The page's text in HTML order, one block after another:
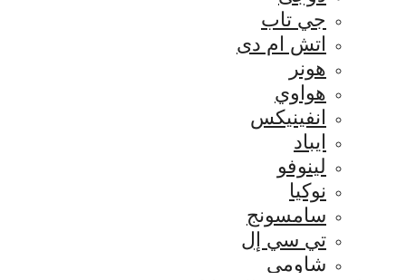
جي تاب
اتش ام دى
هونر
هواوي
انفينيكس
ايباد
لينوفو
نوكيا
سامسونج
تي سي إل
شاومي